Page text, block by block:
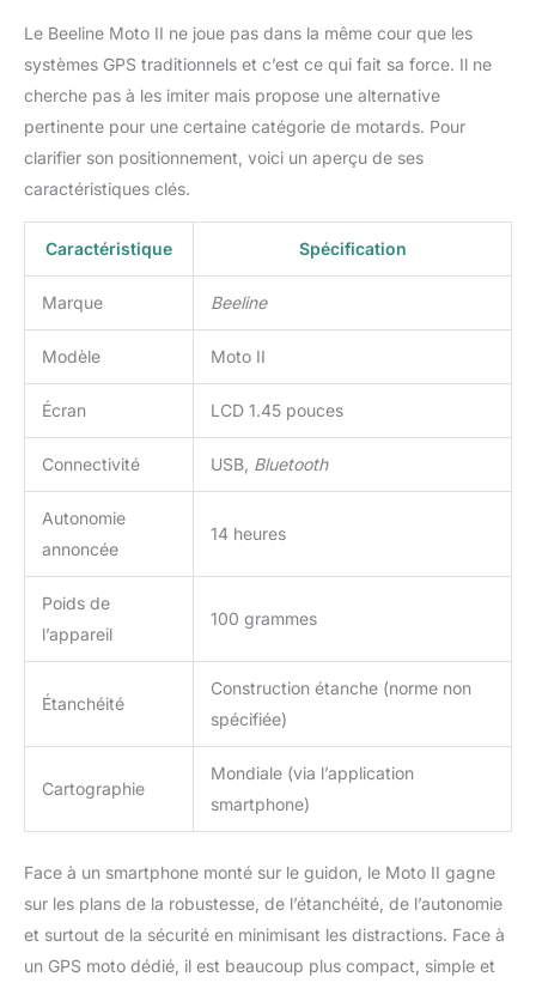
Le Beeline Moto II ne joue pas dans la même cour que les
systèmes GPS traditionnels et c’est ce qui fait sa force. Il ne
cherche pas à les imiter mais propose une alternative
pertinente pour une certaine catégorie de motards. Pour
clarifier son positionnement, voici un aperçu de ses
caractéristiques clés.
Caractéristique Spécification
Marque Beeline
Modèle Moto II
Écran LCD 1.45 pouces
Connectivité USB, Bluetooth
Autonomie
annoncée
14 heures
Poids de
l’appareil
100 grammes
Étanchéité
Construction étanche (norme non
spécifiée)
Cartographie
Mondiale (via l’application
smartphone)
Face à un smartphone monté sur le guidon, le Moto II gagne
sur les plans de la robustesse, de l’étanchéité, de l’autonomie
et surtout de la sécurité en minimisant les distractions. Face à
un GPS moto dédié, il est beaucoup plus compact, simple et